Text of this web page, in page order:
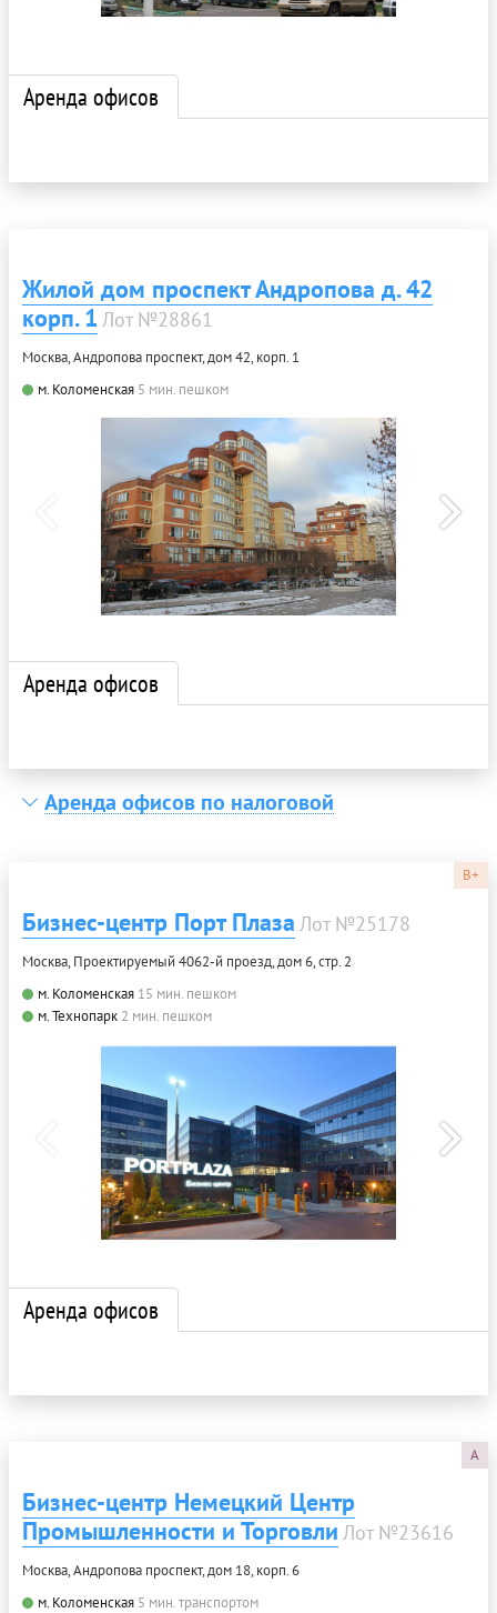
Аренда офисов
Жилой дом проспект Андропова д. 42
корп. 1 Лот №28861
Москва, Андропова проспект, дом 42, корп. 1
м. Коломенская 5 мин. пешком
Аренда офисов
Аренда офисов по налоговой
B+
Бизнес-центр Порт Плаза Лот №25178
Москва, Проектируемый 4062-й проезд, дом 6, стр. 2
м. Коломенская 15 мин. пешком
м. Технопарк 2 мин. пешком
Аренда офисов
A
Бизнес-центр Немецкий Центр
Промышленности и Торговли Лот №23616
Москва, Андропова проспект, дом 18, корп. 6
м. Коломенская 5 мин. транспортом